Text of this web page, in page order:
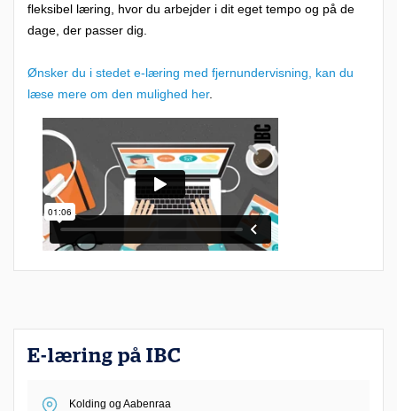
e
e
t
k
fleksibel læring, hvor du arbejder i dit eget tempo og på de
dage, der passer dig.
Ønsker du i stedet e-læring med fjernundervisning, kan du
læse mere om den mulighed her.
E-læring på IBC
Kolding og Aabenraa